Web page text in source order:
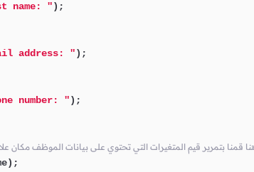
name: ");
address: ");
number: ");
هنا قمنا بتمرير قيم المتغيرات التي تحتوي على بيانات الموظف مكان